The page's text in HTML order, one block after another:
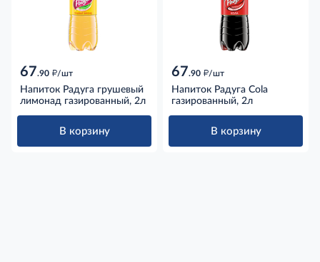
67.90 д/шт
Напиток Радуга грушевый
лимонад газированный, 2л
В корзину
67.90 д/шт
Напиток Радуга Cola
газированный, 2л
В корзину